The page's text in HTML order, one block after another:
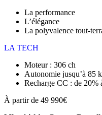
La performance
L’élégance
La polyvalence tout-
LA TECH
Moteur : 306 ch
Autonomie jusqu’à 85
Recharge CC : de 20%
À partir de 49 990€